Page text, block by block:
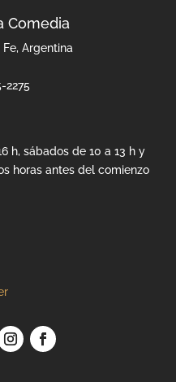
Comedia
Argentina
2275
h, sábados de 10 a 13 h y
horas antes del comienzo